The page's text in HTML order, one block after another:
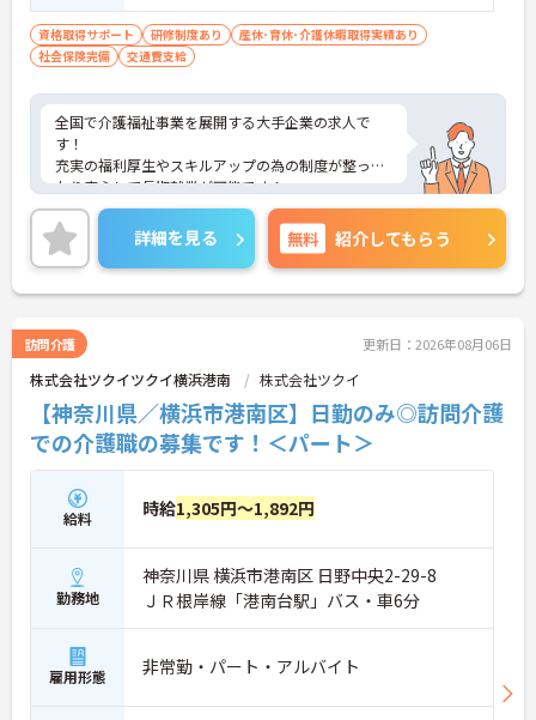
資格取得サポート 研修制度あり
産休･育休･介護休暇取得実績あり
社会保険完備
交通費支給
全国で介護福祉事業を展開する大手企業の求人で
す！
充実の福利厚生やスキルアップの為の制度が整って
おり安心して長期就業が可能です！
ご興味ある方には、面接のポイントなど、さらに詳
細をお話致しますのでお気軽にご相談ください。
詳細を見る 無料 紹介してもらう
訪問介護 更新日：2026年08月06日
株式会社ツクイツクイ横浜港南 株式会社ツクイ
【神奈川県／横浜市港南区】日勤のみ◎訪問介護
での介護職の募集です！＜パート＞
給料 時給1,305円～1,892円
勤務地
神奈川県 横浜市港南区 日野中央2-29-8
ＪＲ根岸線「港南台駅」バス・車6分
雇用形態 非常勤・パート・アルバイト